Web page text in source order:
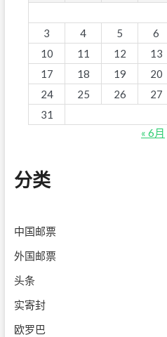
3
4 5 6
10
11 12 13
17
18 19 20
24
25 26 27
31
« 6月
分类
中国邮票
外国邮票
头条
实寄封
欧罗巴